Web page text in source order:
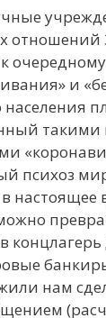
отношений
и
психоз
настоящее
концлагерь
нам